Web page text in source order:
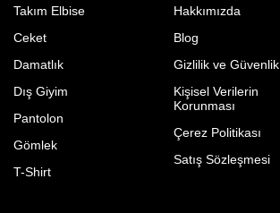
Takım Elbise
Ceket
Damatlık
Dış Giyim
Pantolon
Gömlek
T-Shirt
Hakkımızda
Blog
Gizlilik ve Güvenlik
Kişisel Verilerin
Korunması
Çerez Politikası
Satış Sözleşmesi